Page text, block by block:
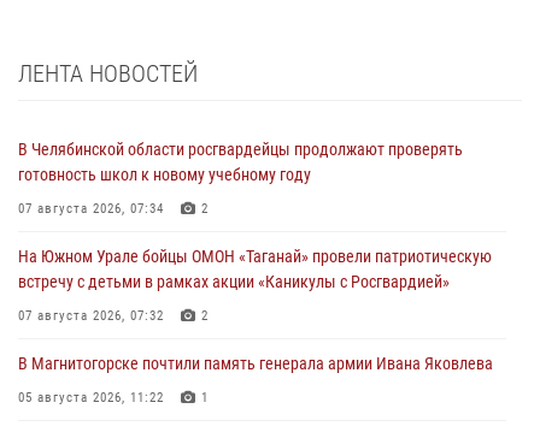
ЛЕНТА НОВОСТЕЙ
В Челябинской области росгвардейцы продолжают проверять
готовность школ к новому учебному году
07 августа 2026, 07:34 2
На Южном Урале бойцы ОМОН «Таганай» провели патриотическую
встречу с детьми в рамках акции «Каникулы с Росгвардией»
07 августа 2026, 07:32 2
В Магнитогорске почтили память генерала армии Ивана Яковлева
05 августа 2026, 11:22 1